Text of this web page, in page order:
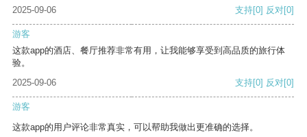
2025-09-06 支持[0] 反对[0]
游客
这款app的酒店、餐厅推荐非常有用，让我能够享受到高品质的旅行体
验。
2025-09-06
支持[0] 反对[0]
游客
这款app的用户评论非常真实，可以帮助我做出更准确的选择。